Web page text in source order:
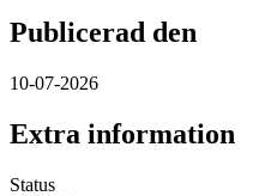
Publicerad den
10-07-2026
Extra information
Status